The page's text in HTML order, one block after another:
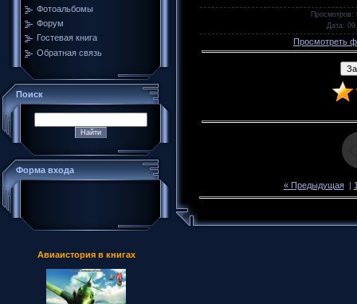
Фотоальбомы
Форум
Гостевая книга
Обратная связь
Поиск
Форма входа
Авиаистория в книгах
Просмотров:
Дата:
Просмотреть
« Предыдущая|